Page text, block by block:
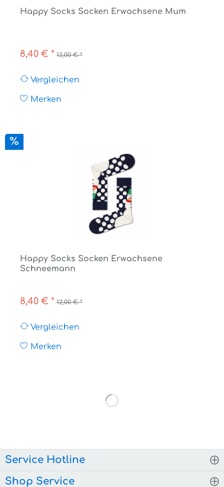
Happy Socks Socken Erwachsene Mum
8,40 € * 12,00 € *
Vergleichen
Merken
Happy Socks Socken Erwachsene
Schneemann
8,40 € * 12,00 € *
Vergleichen
Merken
Service Hotline
Shop Service